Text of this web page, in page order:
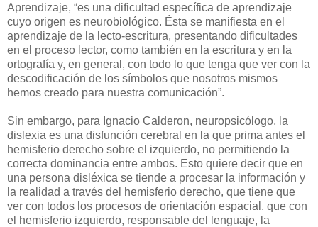
Aprendizaje, “es una dificultad específica de aprendizaje
cuyo origen es neurobiológico. Ésta se manifiesta en el
aprendizaje de la lecto-escritura, presentando dificultades
en el proceso lector, como también en la escritura y en la
ortografía y, en general, con todo lo que tenga que ver con la
descodificación de los símbolos que nosotros mismos
hemos creado para nuestra comunicación”.
Sin embargo, para Ignacio Calderon, neuropsicólogo, la
dislexia es una disfunción cerebral en la que prima antes el
hemisferio derecho sobre el izquierdo, no permitiendo la
correcta dominancia entre ambos. Esto quiere decir que en
una persona disléxica se tiende a procesar la información y
la realidad a través del hemisferio derecho, que tiene que
ver con todos los procesos de orientación espacial, que con
el hemisferio izquierdo, responsable del lenguaje, la